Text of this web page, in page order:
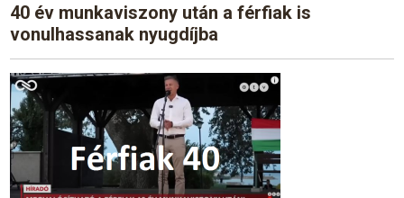
40 év munkaviszony után a férfiak is
vonulhassanak nyugdíjba